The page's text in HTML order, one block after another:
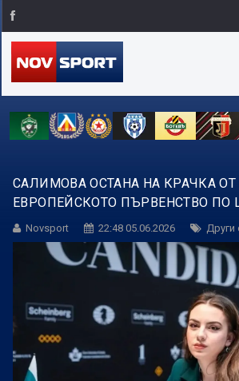
САЛИМОВА ОСТАНА НА КРАЧКА
ЕВРОПЕЙСКОТО ПЪРВЕНСТВО ПО
Novsport 22:48 05.06.2026 Други